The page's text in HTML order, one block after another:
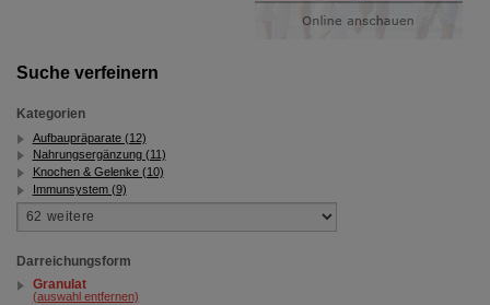
Suche verfeinern
Kategorien
Aufbaupräparate (12)
Nahrungsergänzung (11)
Knochen & Gelenke (10)
Immunsystem (9)
Darreichungsform
Granulat
(auswahl entfernen)